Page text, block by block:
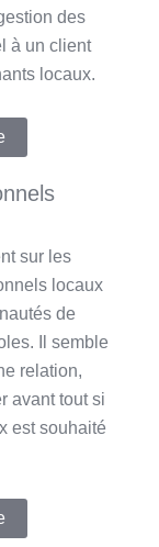
des
à un client
locaux.
sur les
locaux
de
Il semble
relation,
avant tout si
est souhaité